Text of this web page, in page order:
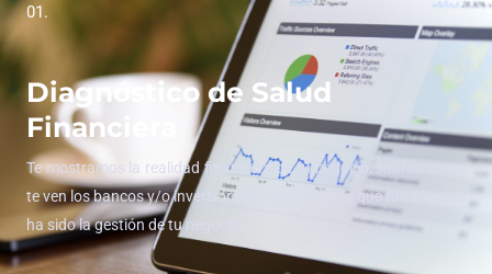
01.
Diagnóstico de Salud
Financiera
Te mostramos la realidad financiera de tu negocio, sabrás como
te ven los bancos y/o inversionistas y conocerás que tan efectiva
ha sido la gestión de tu negocio.